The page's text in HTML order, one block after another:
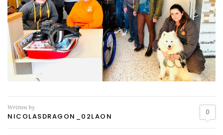
Written by
NICOLASDRAGON_02LAON 0